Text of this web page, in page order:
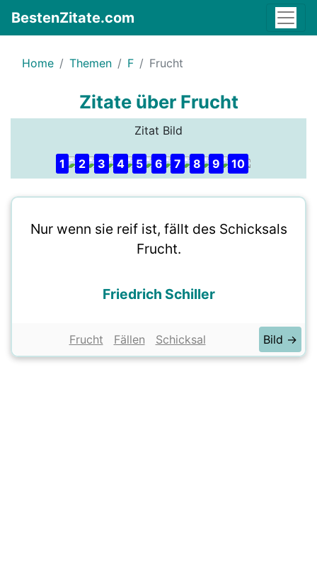
BestenZitate.com
Home Themen F Frucht
Zitate über Frucht
Zitat Bild
1 2 3 4 5 6 7 8 9 10
Nur wenn sie reif ist, fällt des Schicksals
Frucht.
Friedrich Schiller
Frucht Fällen Schicksal Bild →